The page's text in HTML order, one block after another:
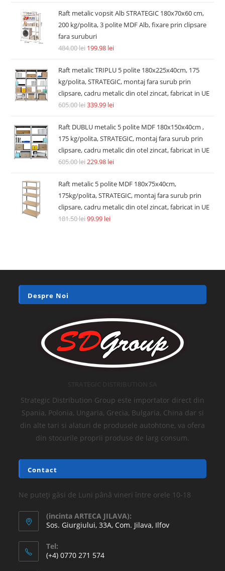
Raft metalic vopsit Alb STRATEGIC 180x70x60 cm,
200 kg/polita, 3 polite MDF Alb, fixare prin clipsare
fara suruburi
484.00lei 199.98 lei
Raft metalic TRIPLU 5 polite 180x225x40cm, 175
kg/polita, STRATEGIC, montaj fara surub prin
clipsare, cadru metalic din otel zincat, fabricat in UE
605.00lei339.99 lei
Raft DUBLU metalic 5 polite MDF 180x150x40cm ,
175 kg/polita, STRATEGIC, montaj fara surub prin
clipsare, cadru metalic din otel zincat, fabricat in UE
605.00lei229.98 lei
Raft metalic 5 polite MDF 180x75x40cm,
175kg/polita, STRATEGIC, montaj fara surub prin
clipsare, cadru metalic din otel zincat, fabricat in UE
181.50lei99.99 lei
Despre Noi
Strategic Distribution Group este importator direct din
Spania, Polonia, Ungaria, Grecia, Bulgaria, China dar si
din alte tari si alaturi de produsele autohtone, va ofera
din stocurile proprii produse de larg consum.
Contact
Ne puteți găsi de Luni până vineri între orele 10-18
(incinta ARTECA JILAVA):
Sos. Giurgiului, 33A, Com. Jilava, Ilfov
Tel:
(+4) 0770 271 574